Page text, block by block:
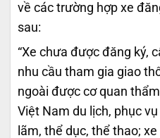
về các trường hợp xe
sau:
“Xe chưa được đăng ký,
nhu cầu tham gia giao
ngoài được cơ quan
Việt Nam du lịch, phục
lãm, thể dục, thể thao;